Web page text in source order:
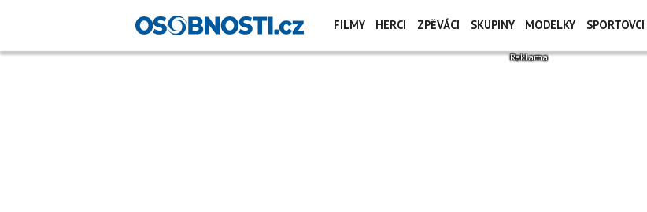
FILMY HERCI ZPĚVÁCI SKUPINY MODELKY SPORTOVCI